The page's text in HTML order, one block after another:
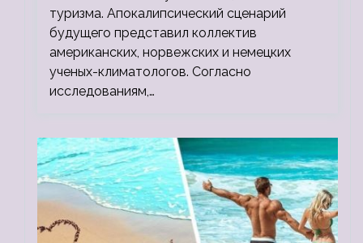
туризма. Апокалипсический сценарий
будущего представил коллектив
американских, норвежских и немецких
ученых-климатологов. Согласно
исследованиям,…